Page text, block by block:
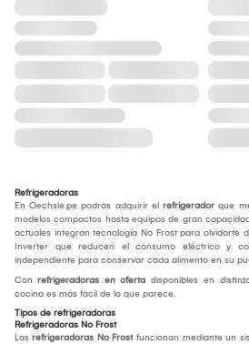
Refrigeradoras
En Oechsle.pe podrás adquirir el refrigerador que
modelos compactos hasta equipos de gran
actuales integran tecnología No Frost para olvidarte
Inverter que reducen el consumo eléctrico y
independiente para conservar cada alimento en su
Con refrigeradoras en oferta disponibles en
cocina es más fácil de lo que parece.
Tipos de refrigeradoras
Refrigeradoras No Frost
Las refrigeradoras No Frostfuncionan mediante un